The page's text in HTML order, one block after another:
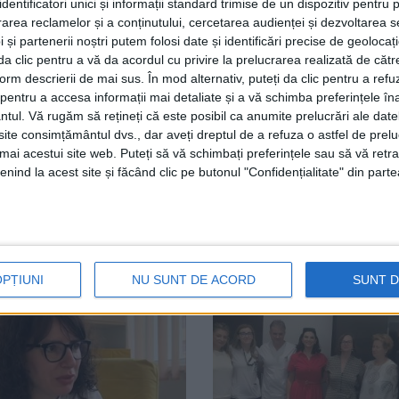
unici și informații standard trimise de un dispozitiv pentru
reclamelor și a conținutului, cercetarea audienței și dezvoltarea
și partenerii noștri putem folosi date și identificări precise de
clic pentru a vă da acordul cu privire la prelucrarea realizată de
descrierii de mai sus. În mod alternativ, puteți da clic pentru a
a accesa informații mai detaliate și a vă schimba preferințele
Vă rugăm să rețineți că este posibil ca anumite prelucrări ale
consimțământul dvs., dar aveți dreptul de a refuza o astfel de
acestui site web. Puteți să vă schimbați preferințele sau să vă
la acest site și făcând clic pe butonul "Confidențialitate" din
NU SUNT DE ACORD SUNT
cu 3,07. Rădăuțiul a rămas în „zona galbenă”, cu o
infecției cu COVID-19. Persoanele decedate erau din
de altă parte, astăzi dimineață, în spitalele sucevene
suspecte de infecția cu noul coronavirus. La nivelul